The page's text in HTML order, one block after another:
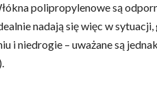
polipropylenowe są
nadają się więc w sytuacji,
i niedrogie – uważane są